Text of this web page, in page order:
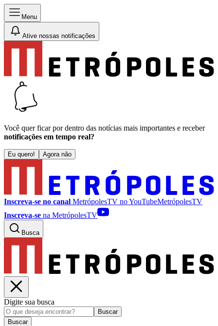
Menu
Ative nossas notificações
Você quer ficar por dentro das notícias mais importantes e receber
notificações em tempo real?
Eu quero! Agora não
Inscreva-se no canal MetrópolesTV noYouTubeMetrópolesTV
Inscreva-se na MetrópolesTV
Busca
Digite sua busca
Buscar
Buscar